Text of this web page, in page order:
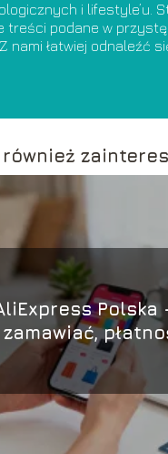
i lifestyle’u.
treści podane w
nami łatwiej odnaleźć
również
Polska
zamawiać,
zwroty